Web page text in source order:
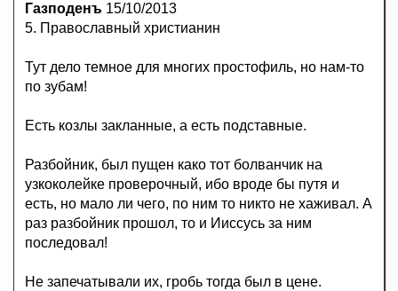
Газподенъ 15/10/2013
5. Православный христианин
Тут дело темное для многих простофиль, но нам-то
по зубам!
Есть козлы закланные, а есть подставные.
Разбойник, был пущен како тот болванчик на
узкоколейке проверочный, ибо вроде бы путя и
есть, но мало ли чего, по ним то никто не хаживал. А
раз разбойник прошол, то и Ииссусь за ним
последовал!
Не запечатывали их, гробь тогда был в цене.